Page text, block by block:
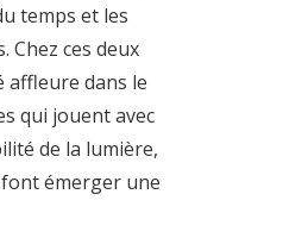
temps et les
Chez ces deux
affleure dans le
qui jouent avec
de la lumière,
émerger une